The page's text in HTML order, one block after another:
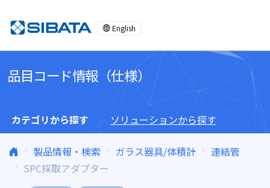
English
品目コード情報（仕様）
カテゴリから探す ソリューションから探す
製品情報・検索 ガラス器具/体積計
連結管
SPC採取アダプター